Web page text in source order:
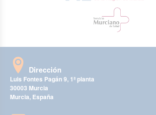
Dirección
Luis Fontes Pagán 9, 1ª planta
30003 Murcia
Murcia, España